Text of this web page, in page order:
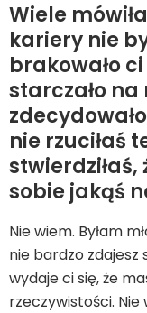
Wiele
kariery nie
brakowało
starczało
nie rzuciłaś
stwierdziłaś,
sobie jakąś
Nie wiem. Byłam
nie bardzo zdajesz
wydaje ci się, że
rzeczywistości.